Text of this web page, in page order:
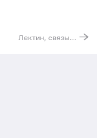
Лектин, связывающий маннозу (MBL2). Выявление мутации G(-221)C (регуляторная область гена)